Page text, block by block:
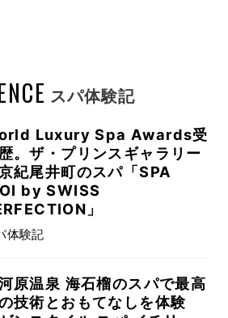
スパ体験記
Luxury Spa Awards受
。ザ・プリンスギャラリー
紀尾井町のスパ「SPA
by SWISS
」
体験記
原温泉 海石榴のスパで最高
技術とおもてなしを体験